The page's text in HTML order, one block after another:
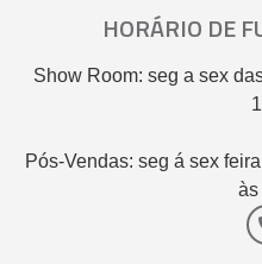
HORÁRIO DE
Show Room: seg a sex
Pós-Vendas: seg á sex
às